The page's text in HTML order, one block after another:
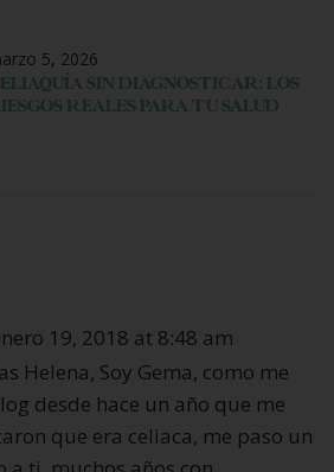
5, 2026
SIN DIAGNOSTICAR: LOS
REALES PARA TU SALUD
19, 2018 at 8:48 am
Helena, Soy Gema, como me
desde hace un año que me
que era celiaca, me paso un